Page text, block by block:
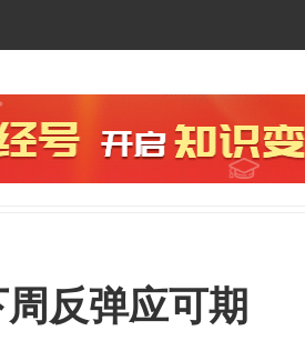
反弹应可期